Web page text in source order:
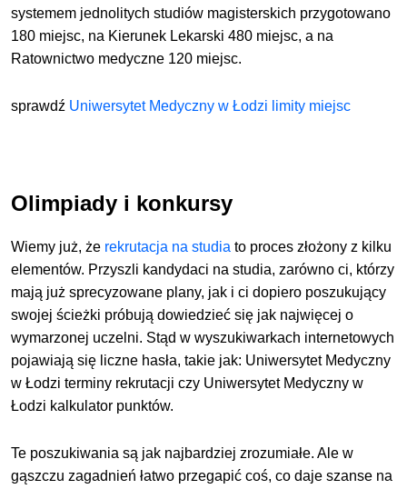
systemem jednolitych studiów magisterskich przygotowano
180 miejsc, na Kierunek Lekarski 480 miejsc, a na
Ratownictwo medyczne 120 miejsc.
sprawdź Uniwersytet Medyczny w Łodzi limity miejsc
Olimpiady i konkursy
Wiemy już, że rekrutacja na studia to proces złożony z kilku
elementów. Przyszli kandydaci na studia, zarówno ci, którzy
mają już sprecyzowane plany, jak i ci dopiero poszukujący
swojej ścieżki próbują dowiedzieć się jak najwięcej o
wymarzonej uczelni. Stąd w wyszukiwarkach internetowych
pojawiają się liczne hasła, takie jak: Uniwersytet Medyczny
w Łodzi terminy rekrutacji czy Uniwersytet Medyczny w
Łodzi kalkulator punktów.
Te poszukiwania są jak najbardziej zrozumiałe. Ale w
gąszczu zagadnień łatwo przegapić coś, co daje szanse na